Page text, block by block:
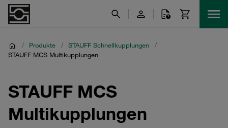
/ Produkte / STAUFF Schnellkupplungen
/
STAUFF MCS Multikupplungen
STAUFF MCS
Multikupplungen